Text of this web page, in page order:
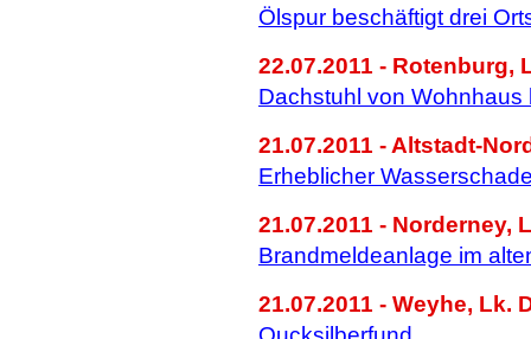
Ölspur beschäftigt drei
22.07.2011 - Rotenburg,
Dachstuhl von Wohnhaus
21.07.2011 - Altstadt-
Erheblicher
21.07.2011 - Norderney,
Brandmeldeanlage im
21.07.2011 - Weyhe, Lk.